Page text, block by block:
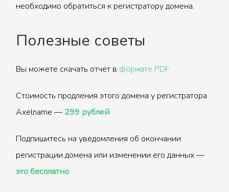
необходимо обратиться к регистратору домена.
Полезные советы
Вы можете скачать отчет в формате PDF
Стоимость продления этого домена у регистратора
Axelname — 299 рублей
Подпишитесь на уведомления об окончании
регистрации домена или изменении его данных —
это бесплатно